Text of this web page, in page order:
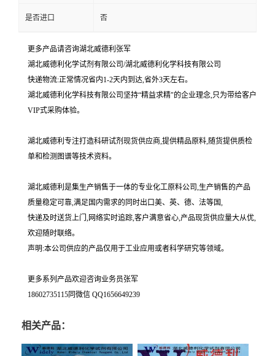
是否进口 否
更多产品请咨询湖北威德利张军
湖北威德利化学试剂有限公司/湖北威德利化学科技有限公司
快递物流:正常情况省内1-2天内到达,省外3天左右。
湖北威德利化学科技有限公司坚持“精益求精"的企业理念,只为带给客户
VIP式采购体验。
湖北威德利专注打造科研试剂现货供应商,提供精品原料,随货提供质检
单和检测图谱等技术资料。
湖北威德利是集生产销售于一体的专业化工原料公司,生产销售的产品
质量稳定可靠,满足国内需求的同时出口美、英、德、法等国,
快递及时送货上门,网络实时追踪,客户满意省心,产品现货供应量大从优,
欢迎随时联络。
声明:本公司供应的产品仅用于工业应用或者科学研究等领域。
更多系列产品欢迎咨询业务员张军
18602735115同微信 QQ1656649239
相关产品：